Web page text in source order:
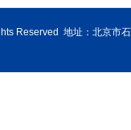
Reserved 地址：北京市